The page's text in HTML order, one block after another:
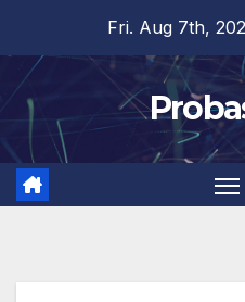
content
Fri. Aug 7th,